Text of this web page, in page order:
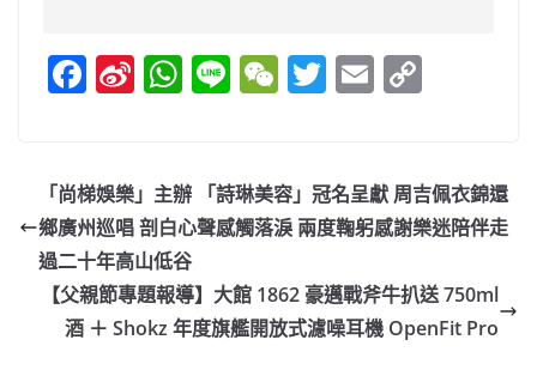
F
e
b
o
o
k
Si
W
ei
b
o
W
s
A
p
p
Li W
h
at
T
er
E
l y
Li
k
「尚梯娛樂」主辦 「詩琳美容」冠名呈獻 周吉佩衣錦還
鄉廣州巡唱 剖白心聲感觸落淚 兩度鞠躬感謝樂迷陪伴走
過二十年高山低谷
【父親節專題報導】大館 1862 豪邁戰斧牛扒送 750ml
酒 ＋ Shokz 年度旗艦開放式濾噪耳機 OpenFit Pro